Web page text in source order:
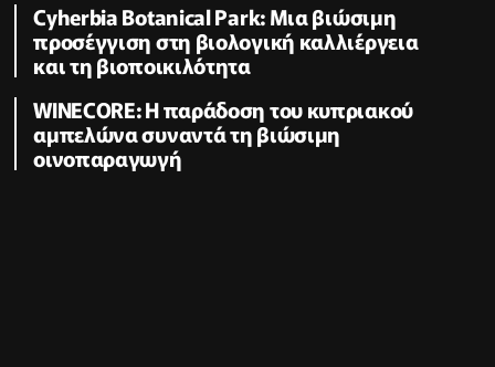
Cyherbia Botanical Park: Μια βιώσιμη
προσέγγιση στη βιολογική καλλιέργεια
και τη βιοποικιλότητα
WINECORE: Η παράδοση του κυπριακού
αμπελώνα συναντά τη βιώσιμη
οινοπαραγωγή